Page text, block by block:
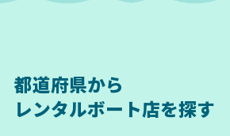
都道府県から
レンタルボート店を探す